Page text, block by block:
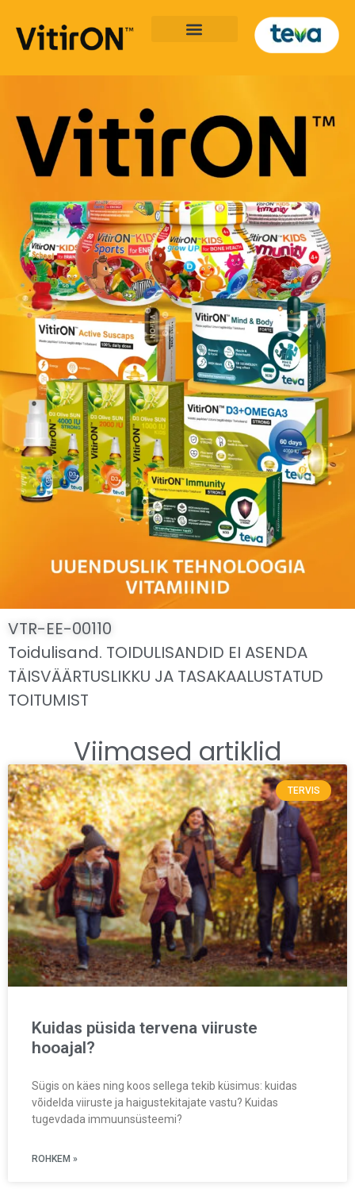
VTR-EE-00110
Toidulisand. TOIDULISANDID EI ASENDA
TÄISVÄÄRTUSLIKKU JA TASAKAALUSTATUD
TOITUMIST
Viimased artiklid
TERVIS
Kuidas püsida tervena viiruste
hooajal?
Sügis on käes ning koos sellega tekib küsimus: kuidas
võidelda viiruste ja haigustekitajate vastu? Kuidas
tugevdada immuunsüsteemi?
ROHKEM »